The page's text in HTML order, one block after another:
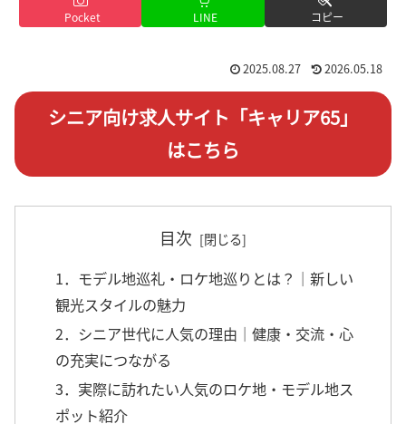
Pocket LINE コピー
2025.08.27 2026.05.18
シニア向け求人サイト「キャリア65」
はこちら
目次
1．モデル地巡礼・ロケ地巡りとは？｜新しい
観光スタイルの魅力
2．シニア世代に人気の理由｜健康・交流・心
の充実につながる
3．実際に訪れたい人気のロケ地・モデル地ス
ポット紹介